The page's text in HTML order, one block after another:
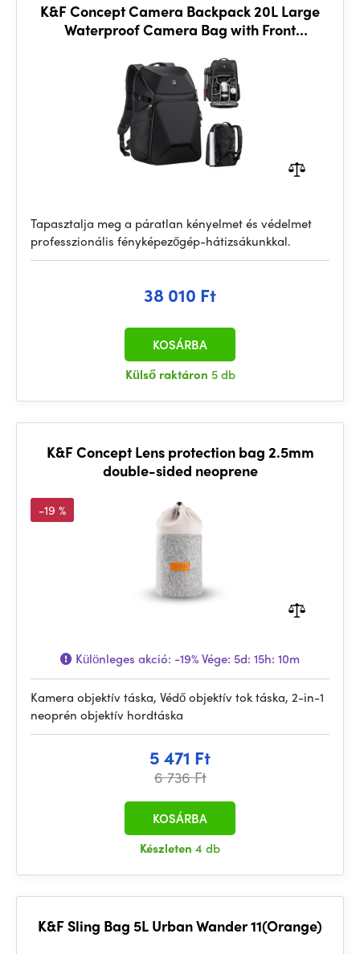
K&F Concept Camera Backpack 20L Large
Waterproof Camera Bag with Front
Tapasztalja meg a páratlan kényelmet és védelmet
professzionális fényképezőgép-hátizsákunkkal.
38 010 Ft
Külső raktáron 5 db
KOSÁRBA
K&F Concept Lens protection bag 2.5mm
double-sided neoprene
-19 %
Különleges akció: -19%Vége: 5d: 15h: 10m
Kamera objektív táska, Védő objektív tok táska, 2-in-1
neoprén objektív hordtáska
5 471 Ft
6 736 Ft
Készleten 4 db
KOSÁRBA
K&F Sling Bag 5L Urban Wander 11(Orange)